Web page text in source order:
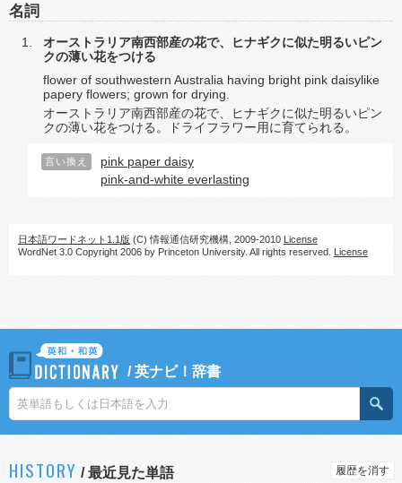
名詞
オーストラリア南西部産の花で、ヒナギクに似た明るいピン
クの薄い花をつける
flower of southwestern Australia having bright pink daisylike
papery flowers; grown for drying.
オーストラリア南西部産の花で、ヒナギクに似た明るいピン
クの薄い花をつける。ドライフラワー用に育てられる。
言い換え
pink paper daisy
pink-and-white everlasting
日本語ワードネット1.1版 (C) 情報通信研究機構, 2009-2010 License
WordNet 3.0 Copyright 2006 by Princeton University. All rights reserved. License
/英ナビ！辞書
HISTORY /最近見た単語 履歴を消す